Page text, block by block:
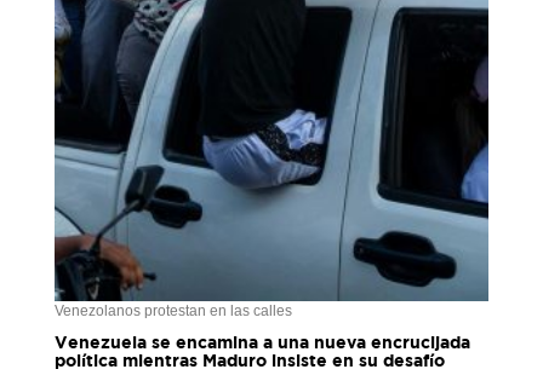
Venezolanos protestan en las calles
Venezuela se encamina a una nueva encrucijada
política mientras Maduro insiste en su desafío